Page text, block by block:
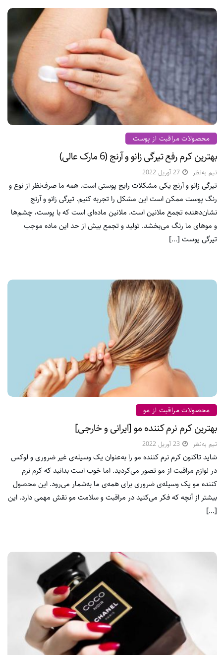
محصولات مراقبت از پوست
بهترین کرم رفع تیرگی زانو و آرنج (6 مارک عالی)
تیم به‌نظر 27 آوریل 2022
تیرگی زانو و آرنج یکی مشکلات رایج پوستی است. همه ما صرف‌نظر از نوع و
رنگ پوست ممکن است این مشکل را تجربه کنیم. تیرگی زانو و آرنج
نشان‌دهنده تجمع ملانین است. ملانین ماده‌ای است که با پوست، چشم‌ها
و موهای ما رنگ می‌بخشد. تولید و تجمع بیش از حد این ماده موجب
تیرگی پوست […]
محصولات مراقبت از مو
بهترین کرم نرم کننده مو [ایرانی و خارجی]
تیم به‌نظر 23 آوریل 2022
شاید تاکنون کرم نرم کننده‌ مو را به‌عنوان یک وسیله‌ی غیر ضروری و لوکس
در لوازم مراقبت از مو تصور می‌کردید. اما خوب است بدانید که کرم نرم
کننده مو یک وسیله‌ی ضروری برای همه‌ی ما به‌شمار می‌رود. این محصول
بیشتر از آنچه که فکر می‌کنید در مراقبت و سلامت مو نقش مهمی دارد. این
[…]